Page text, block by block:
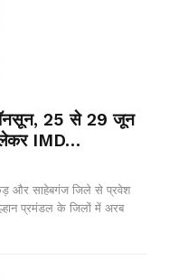
25 से 29 जून
लेकर IMD…
और साहेबगंज जिले से प्रवेश
प्रमंडल के जिलों में अरब